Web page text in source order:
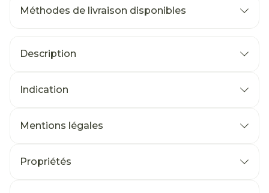
Méthodes de livraison disponibles
Description
Indication
Mentions légales
Propriétés